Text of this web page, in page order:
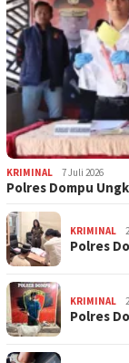
KRIMINAL 7 Juli 2026
Polres Dompu
KRIMINAL
Polres
KRIMINAL
Polres